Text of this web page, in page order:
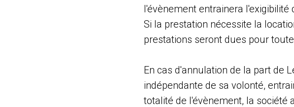
l'évènement entrainera l'exigibilité
Si la prestation nécessite la
prestations seront dues pour
En cas d'annulation de la part de
indépendante de sa volonté,
totalité de l'évènement, la